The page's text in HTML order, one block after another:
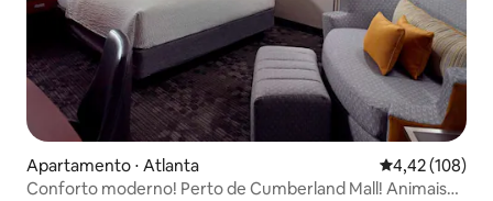
Apartamento ⋅ Atlanta 4,42 de uma
4,42 (108)
Conforto moderno! Perto de Cumberland Mall! Animais